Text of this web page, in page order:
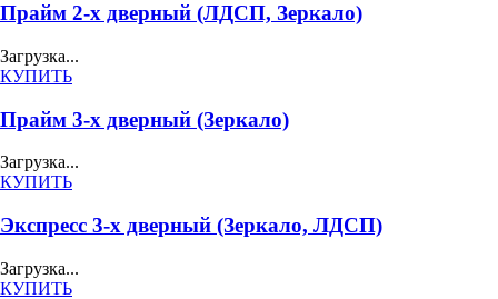
Прайм 2-х дверный (ЛДСП, Зеркало)
Загрузка...
КУПИТЬ
Прайм 3-х дверный (Зеркало)
Загрузка...
КУПИТЬ
Экспресс 3-х дверный (Зеркало, ЛДСП)
Загрузка...
КУПИТЬ